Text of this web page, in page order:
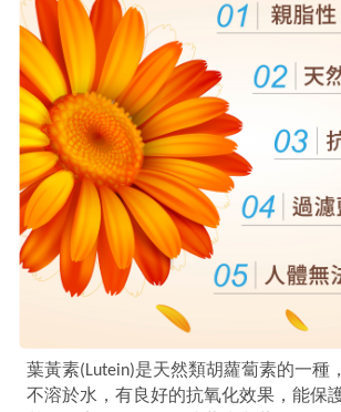
葉黃素(Lutein)是天然類胡蘿蔔素的一種
不溶於水，有良好的抗氧化效果，能保